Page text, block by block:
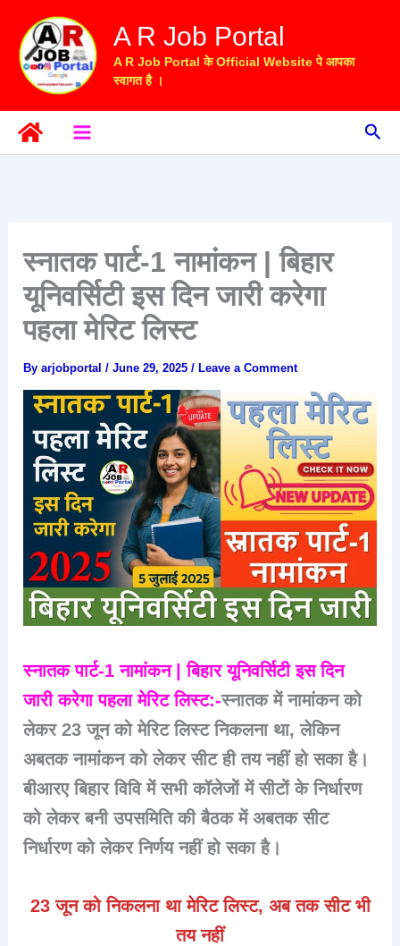
content
A R Job Portal
A R Job Portal के Official Website पे आपका
स्वागत है ।
स्नातक पार्ट-1 नामांकन | बिहार
यूनिवर्सिटी इस दिन जारी करेगा
पहला मेरिट लिस्ट
Byarjobportal/June 29, 2025/ Leave a Comment
स्नातक पार्ट-1 नामांकन | बिहार यूनिवर्सिटी इस दिन
जारी करेगा पहला मेरिट लिस्ट:-स्नातक में नामांकन को
लेकर 23 जून को मेरिट लिस्ट निकलना था, लेकिन
अबतक नामांकन को लेकर सीट ही तय नहीं हो सका है।
बीआरए बिहार विवि में सभी कॉलेजों में सीटों के निर्धारण
को लेकर बनी उपसमिति की बैठक में अबतक सीट
निर्धारण को लेकर निर्णय नहीं हो सका है।
23 जून को निकलना था मेरिट लिस्ट, अब तक सीट भी
तय नहीं